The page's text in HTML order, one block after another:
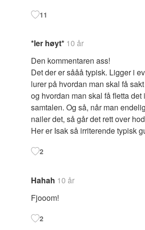
11
*ler høyt* 10 år
Den kommentaren ass!
Det der er sååå typisk. Ligger i
lurer på hvordan man skal få
og hvordan man skal få fletta det
samtalen. Og så, når man
nailer det, så går det rett over
Her er Isak så irriterende typisk
2
Hahah 10 år
Fjooom!
2